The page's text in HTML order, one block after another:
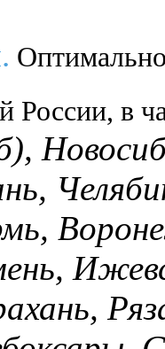
России, в